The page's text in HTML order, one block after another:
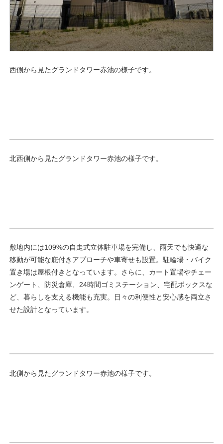
西側から見たグランドタワー赤池の様子です。
北西側から見たグランドタワー赤池の様子です。
敷地内には109%の自走式立体駐車場を完備し、雨天でも快適な
移動が可能な庇付きアプローチや車寄せも設置。駐輪場・バイク
置き場は屋根付きとなっています。さらに、カート置場やチェー
ンゲート、防災倉庫、24時間ゴミステーション、宅配ボックスな
ど、暮らしを支える機能も充実。日々の利便性と安心感を両立さ
せた設計となっています。
北側から見たグランドタワー赤池の様子です。